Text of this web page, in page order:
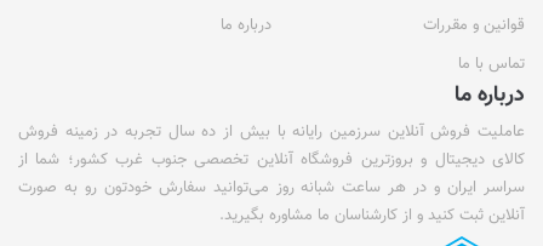
قوانین و مقررات
درباره ما
تماس با ما
درباره ما
عاملیت فروش آنلاین سرزمین رایانه با بیش از ده سال تجربه در زمینه فروش
کالای دیجیتال و بروزترین فروشگاه آنلاین تخصصی جنوب غرب کشور؛ شما از
سراسر ایران و در هر ساعت شبانه روز می‌توانید سفارش خودتون رو به صورت
آنلاین ثبت کنید و از کارشناسان ما مشاوره بگیرید.